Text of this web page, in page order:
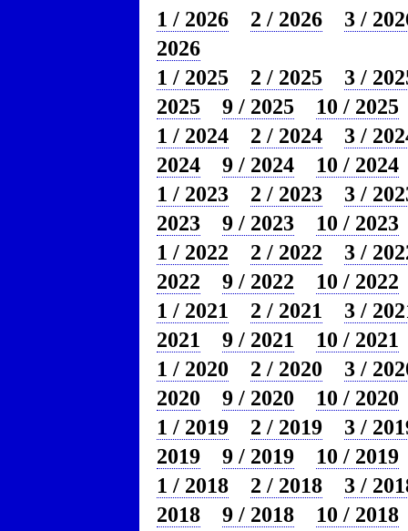
1 / 2026 2 / 2026
3 /
2026
1 / 2025
2 / 2025
3 /
2025
9 / 2025
10 / 2025
1 / 2024
2 / 2024
3 /
2024
9 / 2024
10 / 2024
1 / 2023
2 / 2023
3 /
2023
9 / 2023
10 / 2023
1 / 2022
2 / 2022
3 /
2022
9 / 2022
10 / 2022
1 / 2021
2 / 2021
3 /
2021
9 / 2021
10 / 2021
1 / 2020
2 / 2020
3 /
2020
9 / 2020
10 / 2020
1 / 2019
2 / 2019
3 /
2019
9 / 2019
10 / 2019
1 / 2018
2 / 2018
3 /
2018
9 / 2018
10 / 2018